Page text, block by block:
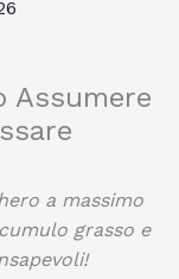
Assumere
a massimo
grasso e